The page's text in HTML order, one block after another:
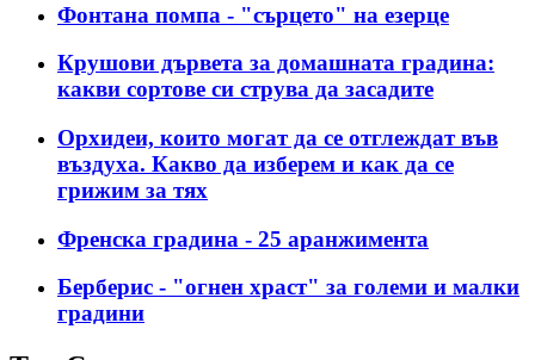
Фонтана помпа - "сърцето" на езерце
Крушови дървета за домашната градина:
какви сортове си струва да засадите
Орхидеи, които могат да се отглеждат във
въздуха. Какво да изберем и как да се
грижим за тях
Френска градина - 25 аранжимента
Берберис - "огнен храст" за големи и малки
градини